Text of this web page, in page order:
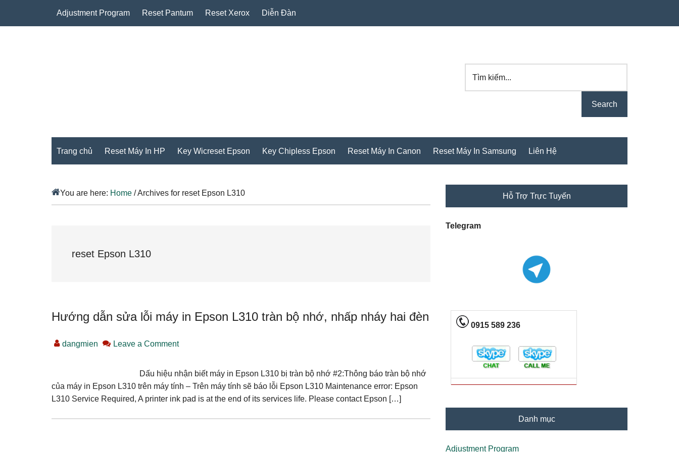
Adjustment Program Reset Pantum Reset Xerox Diễn Đàn
kiếm...
Trang chủ Reset Máy In HP Key Wicreset Epson Key Chipless Epson Reset Máy In Canon Reset Máy In Samsung Liên Hệ
You are here: Home /Archives for reset Epson L310
reset Epson L310
Hướng dẫn sửa lỗi máy in Epson L310 tràn bộ nhớ, nhấp nháy hai đèn
dangmien Leave a Comment
Dấu hiệu nhận biết máy in Epson L310 bị tràn bộ nhớ #2:Thông báo tràn bộ nhớ
của máy in Epson L310 trên máy tính – Trên máy tính sẽ báo lỗi Epson L310 Maintenance error: Epson
L310 Service Required, A printer ink pad is at the end of its services life. Please contact Epson […]
Hỗ Trợ Trực Tuyến
Telegram
0915 589 236
Danh mục
Adjustment Program